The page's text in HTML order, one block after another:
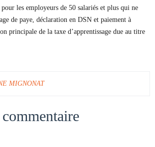
pour les employeurs de 50 salariés et plus qui ne
de paye, déclaration en DSN et paiement à
principale de la taxe d’apprentissage due au titre
MIGNONAT